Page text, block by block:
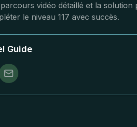
vidéo détaillé et la
le niveau 117 avec succès.
Guide